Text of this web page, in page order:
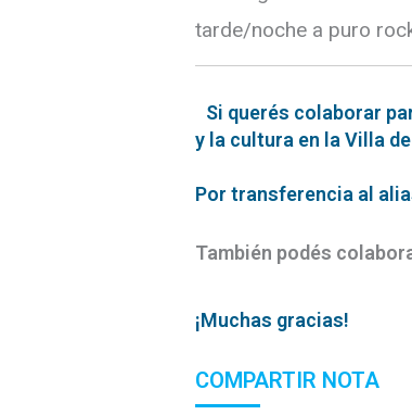
tarde/noche a puro
Si querés colaborar
y la cultura en la Villa
Por transferencia al
También podés
¡Muchas gracias!
COMPARTIR NOTA